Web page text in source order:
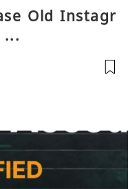
Old Instagr
...